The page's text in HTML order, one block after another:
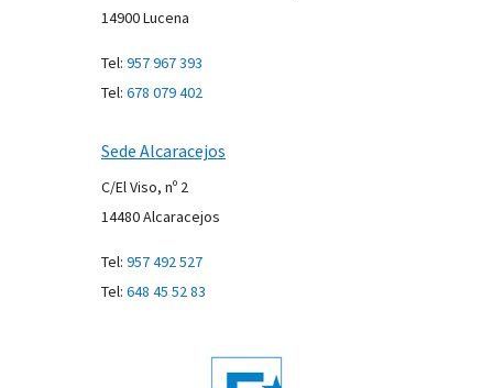
14900 Lucena
Tel: 957 967 393
Tel: 678 079 402
Sede Alcaracejos
C/El Viso, nº 2
14480 Alcaracejos
Tel: 957 492 527
Tel: 648 45 52 83